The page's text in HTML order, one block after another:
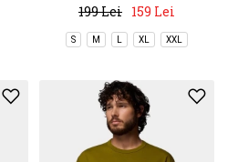
199 Lei 159 Lei
S M XL XXL